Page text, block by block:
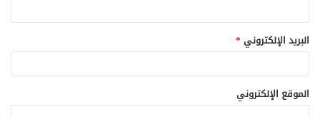
البريد الإلكتروني *
الموقع الإلكتروني